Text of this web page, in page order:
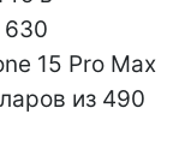
630
15 Pro Max
из 490